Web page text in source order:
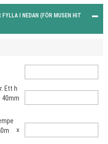
I NEDAN (FÖR MUSEN HIT
Ett h
40mm
x